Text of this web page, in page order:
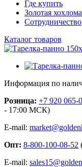
Где купить
Золотая хохлома
Сотрудничество
Каталог товаров
Информация по
Розница: +7 920 065-
- 17:00 МСК)
E-mail:
Опт: 8-800-100-08-52
E-mail: